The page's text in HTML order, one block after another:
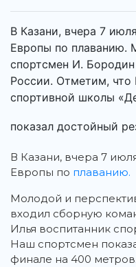
В Казани, вчера 7
Европы по плаванию.
спортсмен И.
России. Отметим, что
спортивной школы
показал достойный
В Казани, вчера 7
Европы по плаванию.
Молодой и
входил сборную
Илья воспитанник
Наш спортсмен
финале на 400